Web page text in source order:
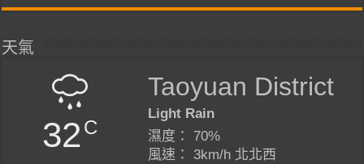
天氣
32C
Taoyuan District
Light Rain
濕度： 70%
風速： 3km/h 北北西